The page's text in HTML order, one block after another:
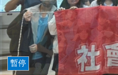
暫停